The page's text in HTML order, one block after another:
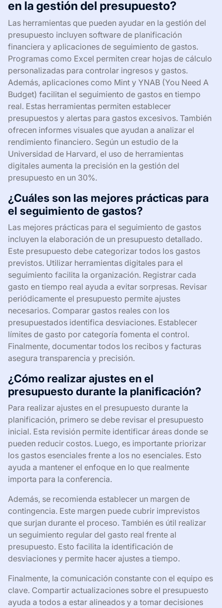
en la gestión del presupuesto?
Las herramientas que pueden ayudar en la gestión del
presupuesto incluyen software de planificación
financiera y aplicaciones de seguimiento de gastos.
Programas como Excel permiten crear hojas de cálculo
personalizadas para controlar ingresos y gastos.
Además, aplicaciones como Mint y YNAB (You Need A
Budget) facilitan el seguimiento de gastos en tiempo
real. Estas herramientas permiten establecer
presupuestos y alertas para gastos excesivos. También
ofrecen informes visuales que ayudan a analizar el
rendimiento financiero. Según un estudio de la
Universidad de Harvard, el uso de herramientas
digitales aumenta la precisión en la gestión del
presupuesto en un 30%.
¿Cuáles son las mejores prácticas para
el seguimiento de gastos?
Las mejores prácticas para el seguimiento de gastos
incluyen la elaboración de un presupuesto detallado.
Este presupuesto debe categorizar todos los gastos
previstos. Utilizar herramientas digitales para el
seguimiento facilita la organización. Registrar cada
gasto en tiempo real ayuda a evitar sorpresas. Revisar
periódicamente el presupuesto permite ajustes
necesarios. Comparar gastos reales con los
presupuestados identifica desviaciones. Establecer
límites de gasto por categoría fomenta el control.
Finalmente, documentar todos los recibos y facturas
asegura transparencia y precisión.
¿Cómo realizar ajustes en el
presupuesto durante la planificación?
Para realizar ajustes en el presupuesto durante la
planificación, primero se debe revisar el presupuesto
inicial. Esta revisión permite identificar áreas donde se
pueden reducir costos. Luego, es importante priorizar
los gastos esenciales frente a los no esenciales. Esto
ayuda a mantener el enfoque en lo que realmente
importa para la conferencia.
Además, se recomienda establecer un margen de
contingencia. Este margen puede cubrir imprevistos
que surjan durante el proceso. También es útil realizar
un seguimiento regular del gasto real frente al
presupuesto. Esto facilita la identificación de
desviaciones y permite hacer ajustes a tiempo.
Finalmente, la comunicación constante con el equipo es
clave. Compartir actualizaciones sobre el presupuesto
ayuda a todos a estar alineados y a tomar decisiones